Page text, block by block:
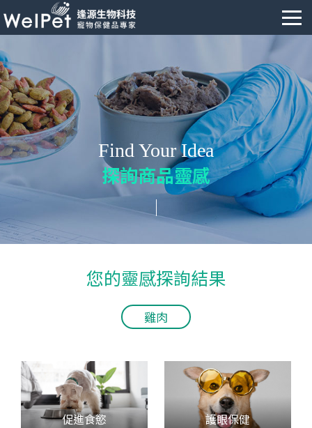
Find Your Idea
探詢商品靈感
您的靈感探詢結果
雞肉
促進食慾 護眼保健